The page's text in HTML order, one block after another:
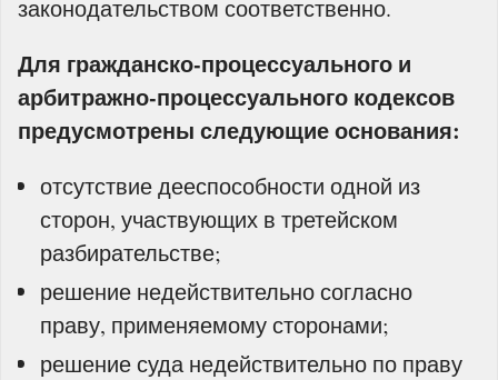
законодательством соответственно.
Для гражданско-процессуального и
арбитражно-процессуального кодексов
предусмотрены следующие основания:
отсутствие дееспособности одной из
сторон, участвующих в третейском
разбирательстве;
решение недействительно согласно
праву, применяемому сторонами;
решение суда недействительно по праву